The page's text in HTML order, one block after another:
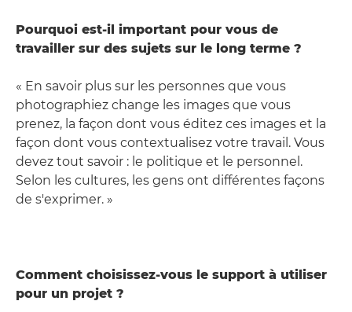
Pourquoi est-il important pour vous de
travailler sur des sujets sur le long terme ?
« En savoir plus sur les personnes que vous
photographiez change les images que vous
prenez, la façon dont vous éditez ces images et la
façon dont vous contextualisez votre travail. Vous
devez tout savoir : le politique et le personnel.
Selon les cultures, les gens ont différentes façons
de s'exprimer. »
Comment choisissez-vous le support à utiliser
pour un projet ?